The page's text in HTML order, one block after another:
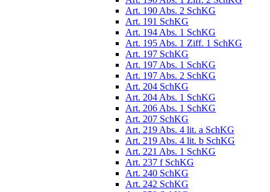
Art. 190 Abs. 2 SchKG
Art. 191 SchKG
Art. 194 Abs. 1 SchKG
Art. 195 Abs. 1 Ziff. 1 SchKG
Art. 197 SchKG
Art. 197 Abs. 1 SchKG
Art. 197 Abs. 2 SchKG
Art. 204 SchKG
Art. 204 Abs. 1 SchKG
Art. 206 Abs. 1 SchKG
Art. 207 SchKG
Art. 219 Abs. 4 lit. a SchKG
Art. 219 Abs. 4 lit. b SchKG
Art. 221 Abs. 1 SchKG
Art. 237 f SchKG
Art. 240 SchKG
Art. 242 SchKG